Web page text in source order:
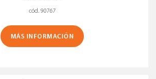
cód. 90767
MÁS INFORMACIÓN